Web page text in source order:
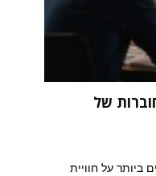
של
ביותר על חוויית